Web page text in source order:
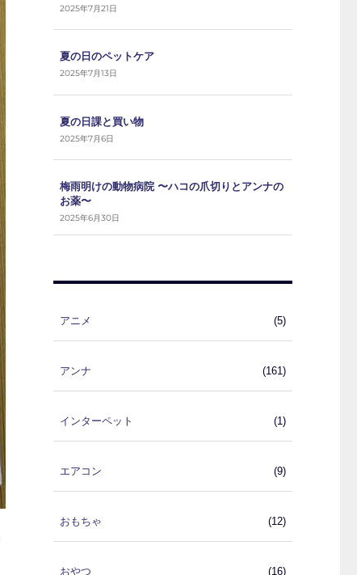
2025年7月21日
夏の日のペットケア
2025年7月13日
夏の日課と買い物
2025年7月6日
梅雨明けの動物病院 〜ハコの爪切りとアンナの
お薬〜
2025年6月30日
アニメ (5)
アンナ (161)
インターペット (1)
エアコン (9)
おもちゃ (12)
おやつ (16)